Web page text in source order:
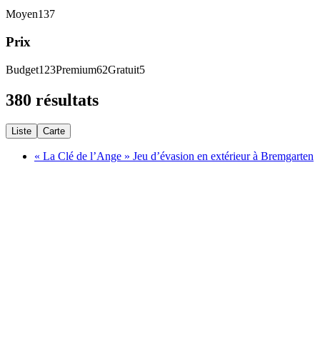
Moyen137
Prix
Budget123Premium62Gratuit5
380 résultats
Liste Carte
« La Clé de l’Ange » Jeu d’évasion en extérieur à Bremgarten